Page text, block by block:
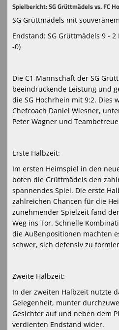
Spielbericht: SG Grüttmädels vs. FC
SG Grüttmädels mit
Endstand: SG Grüttmädels 9 -
-0)
Die C1-Mannschaft der SG
beeindruckende Leistung und
die SG Hochrhein mit 9:2. Dies
Chefcoach Daniel Wiesner,
Peter Wagner und
Erste Halbzeit:
Im ersten Heimspiel in den
boten die Grüttmädels den
spannendes Spiel. Die erste
zahlreichen Chancen für die
zunehmender Spielzeit fand
Weg ins Tor. Schnelle
die Außenpositionen machten
schwer, sich defensiv zu
Zweite Halbzeit:
In der zweiten Halbzeit nutzte
Gelegenheit, munter
Gesichter auf und neben dem
verdienten Endstand wider.